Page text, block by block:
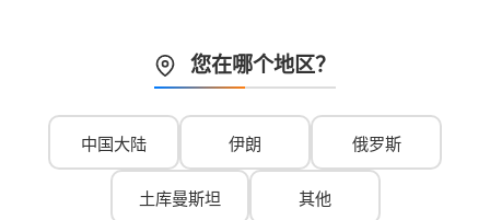
您在哪个地区？
中国大陆 伊朗 俄罗斯
土库曼斯坦 其他